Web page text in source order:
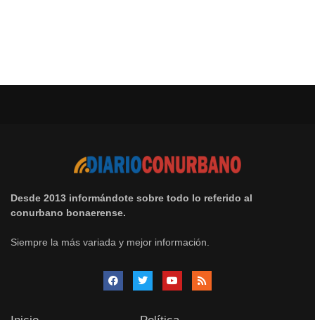
Desde 2013 informándote sobre todo lo referido al
conurbano bonaerense.
Siempre la más variada y mejor información.